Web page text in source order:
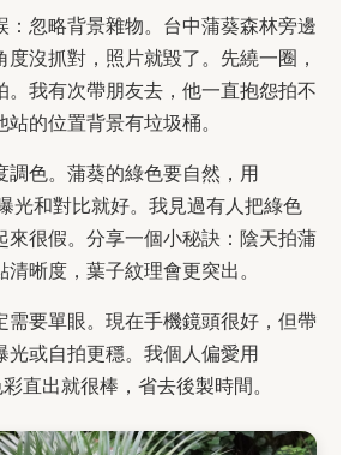
：忽略背景雜物。台中蒲葵森林旁邊
沒抓對，照片就毀了。先繞一圈，
。我有次帶朋友去，他一直抱怨拍不
的位置背景有垃圾桶。
調色。蒲葵的綠色要自然，用
光和對比就好。我見過有人把綠色
來很假。分享一個小秘訣：陰天拍蒲
晰度，葉子紋理會更突出。
需要單眼。現在手機鏡頭很好，但帶
光或自拍更穩。我個人偏愛用
直出就很棒，省去後製時間。